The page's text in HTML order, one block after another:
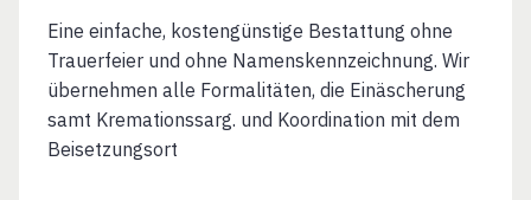
Eine einfache, kostengünstige Bestattung ohne
Trauerfeier und ohne Namenskennzeichnung. Wir
übernehmen alle Formalitäten, die Einäscherung
samt Kremationssarg. und Koordination mit dem
Beisetzungsort